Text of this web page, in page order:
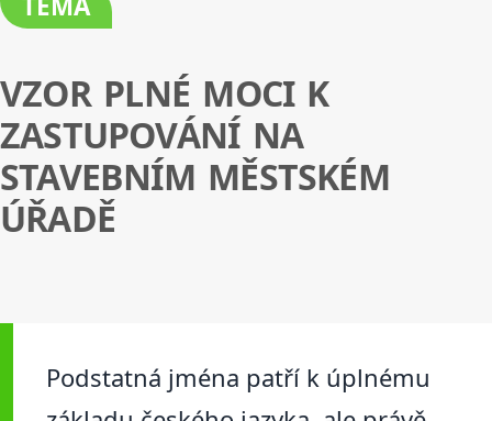
VZOR PLNÉ MOCI K
ZASTUPOVÁNÍ NA
STAVEBNÍM MĚSTSKÉM
ÚŘADĚ
Podstatná jména patří k úplnému